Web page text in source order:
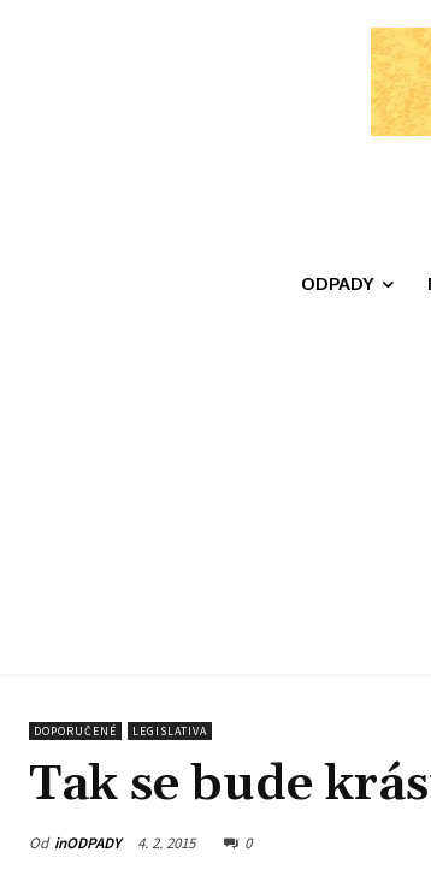
ODPADY
DOPORUČENÉ LEGISLATIVA
Tak se bude
Od inODPADY 4. 2. 2015 0